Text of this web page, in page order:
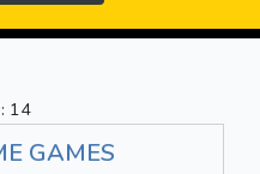
14
GAMES